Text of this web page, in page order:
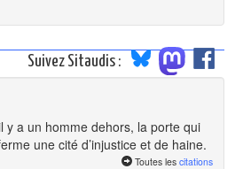
Suivez Sitaudis :
y a un homme dehors, la porte qui
une cité d’injustice et de haine.
Toutes les citations